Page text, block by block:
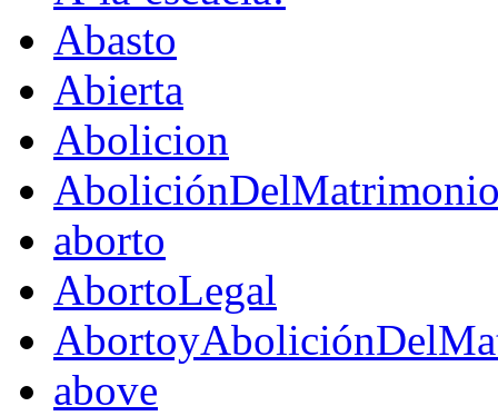
Abasto
Abierta
Abolicion
aborto
AbortoLegal
above